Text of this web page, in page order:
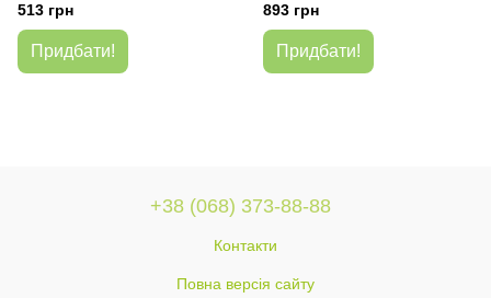
513 грн
Придбати!
893 грн
Придбати!
+38 (068) 373-88-88
Контакти
Повна версія сайту